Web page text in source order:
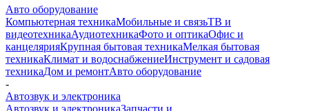
Авто оборудование
Компьютерная техникаМобильные и связьТВ и
видеотехникаАудиотехникаФото и оптикаОфис и
канцелярияКрупная бытовая техникаМелкая бытовая
техникаКлимат и водоснабжениеИнструмент и садовая
техникаДом и ремонтАвто оборудование
-
Автозвук и электроника
Автозвук и электроникаЗапчасти и